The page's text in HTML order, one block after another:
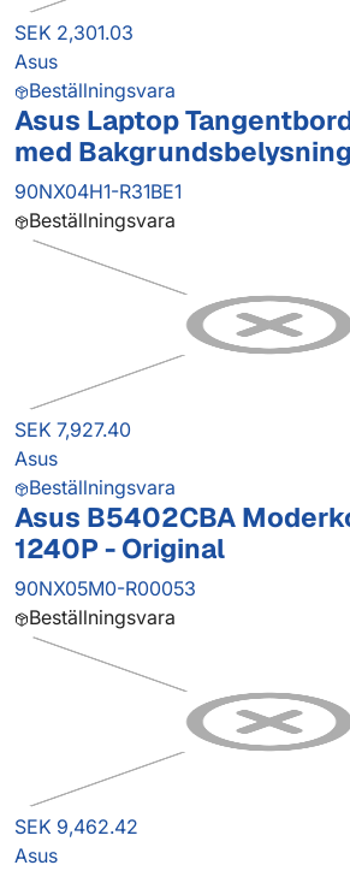
SEK 2,301.03
Asus
Beställningsvara
Asus Laptop
med Bakgrundsbelysning
90NX04H1-R31BE1
Beställningsvara
SEK 7,927.40
Asus
Beställningsvara
Asus B5402CBA
1240P - Original
90NX05M0-R00053
Beställningsvara
SEK 9,462.42
Asus